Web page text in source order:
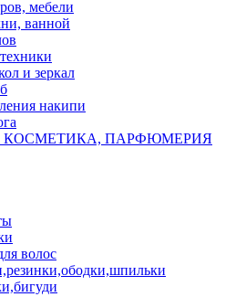
мебели
ванной
и зеркал
накипи
КОСМЕТИКА, ПАРФЮМЕРИЯ
волос